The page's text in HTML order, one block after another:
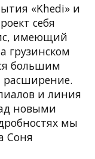
«Khedi» и
себя
имеющий
грузинском
большим
расширение.
и линия
новыми
мы
Соня